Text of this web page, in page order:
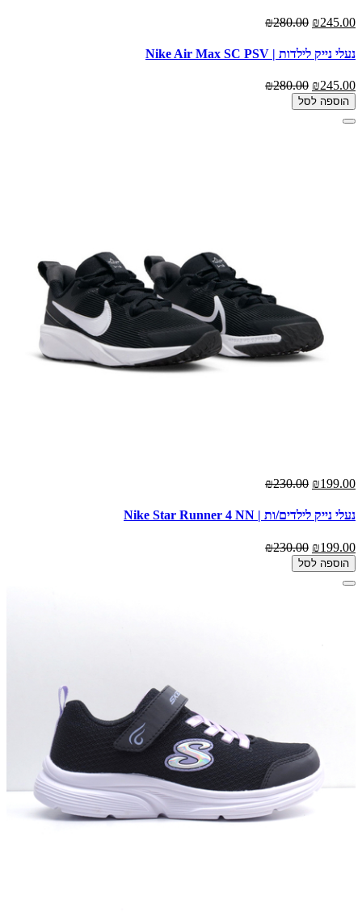
₪245.00
₪280.00
נעלי נייק לילדות | Nike Air Max SC PSV
₪245.00
₪280.00
הוספה לסל
₪199.00
₪230.00
נעלי נייק לילדים/ות | Nike Star Runner 4 NN
₪199.00
₪230.00
הוספה לסל